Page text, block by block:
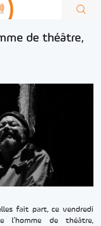
de théâtre,
fait part, ce vendredi
l’homme de théâtre,